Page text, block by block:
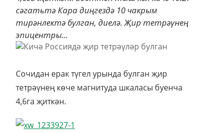
сәгатьтә Кара диңгездә 10 чакрым
тирәнлектә булган, диелә. Җир тетрәүнең
эпицентры...
Сочидан ерак түгел урында булган җир
тетрәүнең көче магнитуда шкаласы буенча
4,6га җиткән.